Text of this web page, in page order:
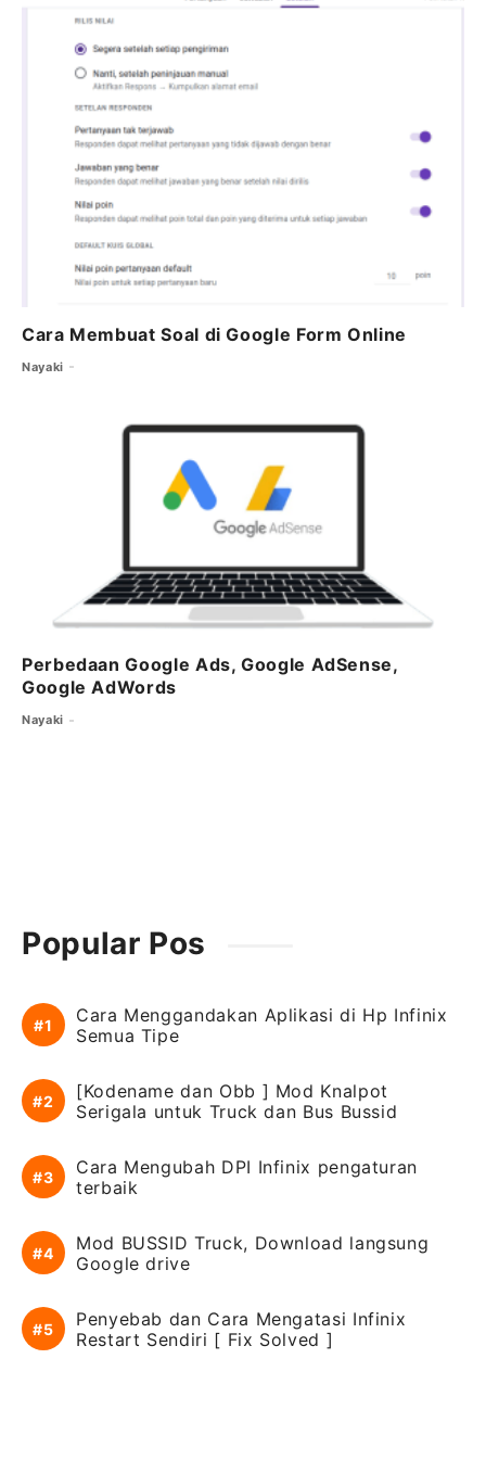
Cara Membuat Soal di Google Form Online
Nayaki
Perbedaan Google Ads, Google AdSense,
Google AdWords
Nayaki
Popular Pos
Cara Menggandakan Aplikasi di Hp Infinix
Semua Tipe
[Kodename dan Obb ] Mod Knalpot
Serigala untuk Truck dan Bus Bussid
Cara Mengubah DPI Infinix pengaturan
terbaik
Mod BUSSID Truck, Download langsung
Google drive
Penyebab dan Cara Mengatasi Infinix
Restart Sendiri [ Fix Solved ]